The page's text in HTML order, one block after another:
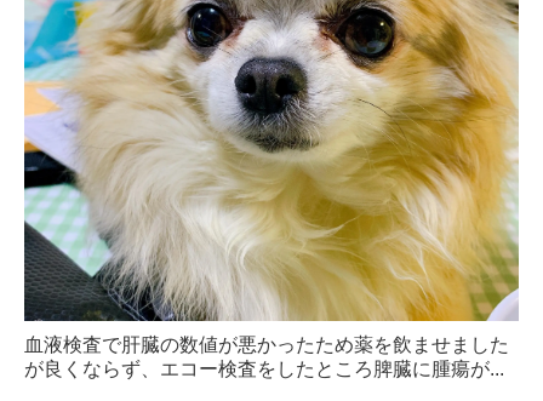
血液検査で肝臓の数値が悪かったため薬を飲ませました
が良くならず、エコー検査をしたところ脾臓に腫瘍が...